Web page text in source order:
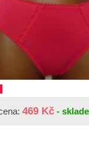
469 Kč -